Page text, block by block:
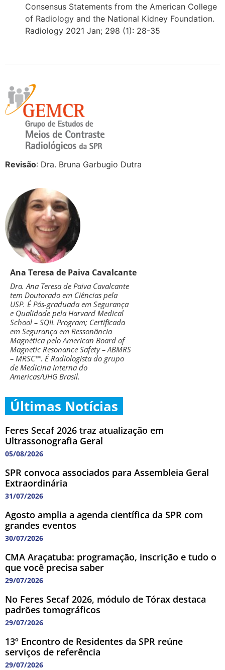
Consensus Statements from the American College
of Radiology and the National Kidney Foundation.
Radiology 2021 Jan; 298 (1): 28-35
Revisão: Dra. Bruna Garbugio Dutra
Ana Teresa de Paiva Cavalcante
Dra. Ana Teresa de Paiva Cavalcante
tem Doutorado em Ciências pela
USP. É Pós-graduada em Segurança
e Qualidade pela Harvard Medical
School – SQIL Program; Certificada
em Segurança em Ressonância
Magnética pelo American Board of
Magnetic Resonance Safety – ABMRS
– MRSC™. É Radiologista do grupo
de Medicina Interna do
Americas/UHG Brasil.
Últimas Notícias
Feres Secaf 2026 traz atualização em
Ultrassonografia Geral
05/08/2026
SPR convoca associados para Assembleia Geral
Extraordinária
31/07/2026
Agosto amplia a agenda científica da SPR com
grandes eventos
30/07/2026
CMA Araçatuba: programação, inscrição e tudo o
que você precisa saber
29/07/2026
No Feres Secaf 2026, módulo de Tórax destaca
padrões tomográficos
29/07/2026
13º Encontro de Residentes da SPR reúne
serviços de referência
29/07/2026